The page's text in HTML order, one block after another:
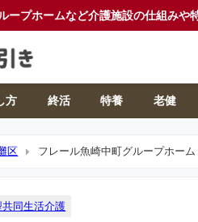
ープホームなど介護施設の仕組みや
方 終活 特養 老健
区 フレール魚崎中町グループホーム
同生活介護